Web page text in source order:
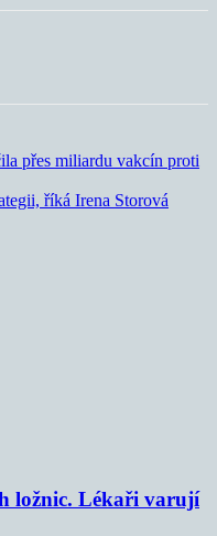
přes miliardu vakcín proti
říká Irena Storová
ložnic. Lékaři varují